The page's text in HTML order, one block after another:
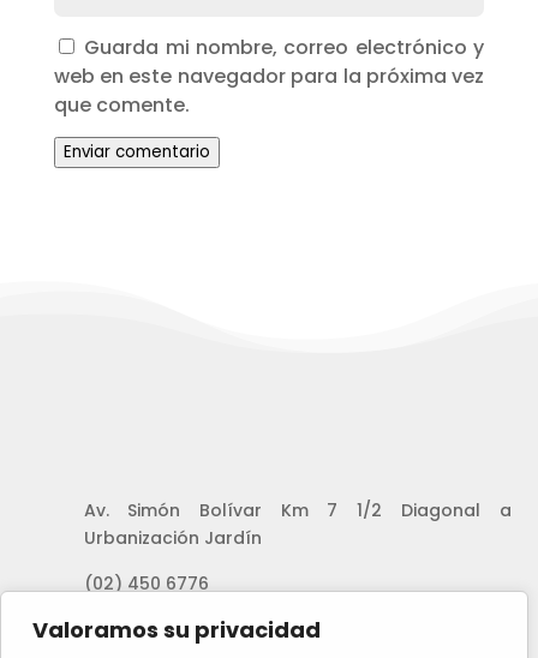
Valoramos su privacidad
Guarda mi nombre, correo electrónico y
web en este navegador para la próxima vez
que comente.
Enviar comentario
Av. Simón Bolívar Km 7 1/2 Diagonal a
Urbanización Jardín
(02) 450 6776
info@grupojardinesdelvalle.com